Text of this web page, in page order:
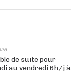
de suite pour
au vendredi 6h/j à